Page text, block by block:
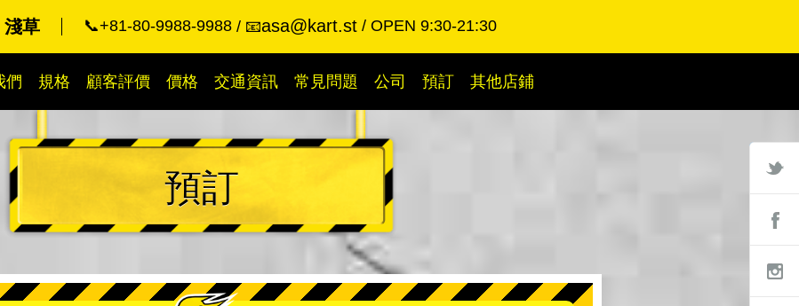
淺草 📞+81-80-9988-9988 📧asa@kart.st OPEN 9:30-21:30
們 規格 顧客評價 價格 交通資訊 常見問題 公司 預訂 其他店鋪
預訂